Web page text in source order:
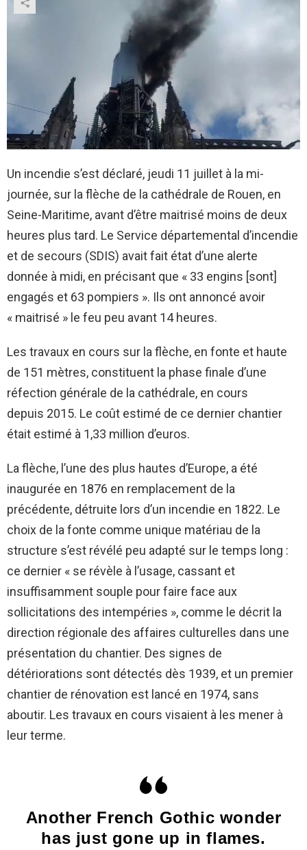
Un incendie s’est déclaré, jeudi 11 juillet à la mi-
journée, sur la flèche de la cathédrale de Rouen, en
Seine-Maritime, avant d’être maitrisé moins de deux
heures plus tard. Le Service départemental d’incendie
et de secours (SDIS) avait fait état d’une alerte
donnée à midi, en précisant que « 33 engins [sont]
engagés et 63 pompiers ». Ils ont annoncé avoir
« maitrisé » le feu peu avant 14 heures.
Les travaux en cours sur la flèche, en fonte et haute
de 151 mètres, constituent la phase finale d’une
réfection générale de la cathédrale, en cours
depuis 2015. Le coût estimé de ce dernier chantier
était estimé à 1,33 million d’euros.
La flèche, l’une des plus hautes d’Europe, a été
inaugurée en 1876 en remplacement de la
précédente, détruite lors d’un incendie en 1822. Le
choix de la fonte comme unique matériau de la
structure s’est révélé peu adapté sur le temps long :
ce dernier « se révèle à l’usage, cassant et
insuffisamment souple pour faire face aux
sollicitations des intempéries », comme le décrit la
direction régionale des affaires culturelles dans une
présentation du chantier. Des signes de
détériorations sont détectés dès 1939, et un premier
chantier de rénovation est lancé en 1974, sans
aboutir. Les travaux en cours visaient à les mener à
leur terme.
Another French Gothic wonder
has just gone up in flames.